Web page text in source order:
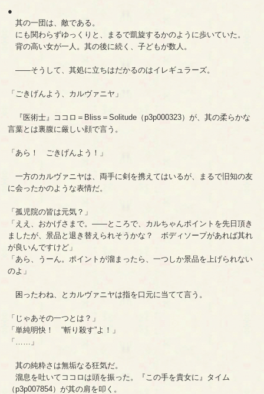
●
其の一団は、敵である。
にも関わらずゆっくりと、まるで凱旋するかのように歩いていた。
背の高い女が一人。其の後に続く、子どもが数人。
――そうして、其処に立ちはだかるのはイレギュラーズ。
「ごきげんよう、カルヴァニヤ」
『医術士』ココロ＝Bliss＝Solitude（p3p000323）が、其の柔らかな
言葉とは裏腹に厳しい顔で言う。
「あら！ ごきげんよう！」
一方のカルヴァニヤは、両手に剣を携えてはいるが、まるで旧知の友
に会ったかのような表情だ。
「孤児院の皆は元気？」
「ええ、おかげさまで。――ところで、カルちゃんポイントを先日頂き
ましたが、景品と退き替えられそうかな？ ボディソープがあれば其れ
が良いんですけど」
「あら、うーん。ポイントが溜まったら、一つしか景品を上げられない
のよ」
困ったわね、とカルヴァニヤは指を口元に当てて言う。
「じゃあその一つとは？」
「単純明快！ “斬り殺す”よ！」
「……」
其の純粋さは無垢なる狂気だ。
溜息を吐いてココロは頭を振った。『この手を貴女に』タイム
（p3p007854）が其の肩を叩く。